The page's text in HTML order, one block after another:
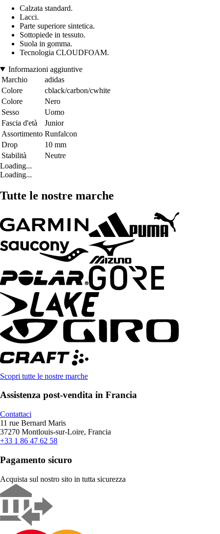
Calzata standard.
Lacci.
Parte superiore sintetica.
Sottopiede in tessuto.
Suola in gomma.
Tecnologia CLOUDFOAM.
Informazioni aggiuntive
Marchio
adidas
Colore
cblack/carbon/cwhite
Colore
Nero
Sesso
Uomo
Fascia d'età
Junior
Assortimento Runfalcon
Drop
10 mm
Stabilità
Neutre
Loading...
Loading...
Tutte le nostre marche
Scopri tutte le nostre marche
Assistenza post-vendita in Francia
Contattaci
11 rue Bernard Maris
37270 Montlouis-sur-Loire, Francia
+33 1 86 47 62 58
Pagamento sicuro
Acquista sul nostro sito in tutta sicurezza